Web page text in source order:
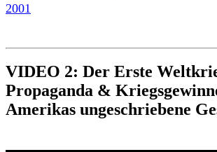
2001
VIDEO 2: Der Erste
Propaganda &
Amerikas ungeschriebene